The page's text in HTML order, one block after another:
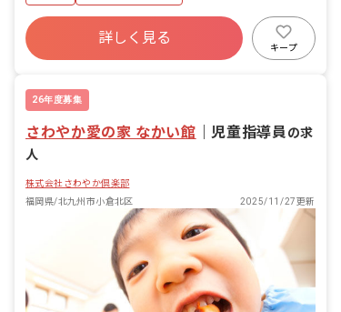
詳しく見る
キープ
26年度募集
さわやか愛の家 なかい館 ｜児童指導員の求
人
株式会社さわやか倶楽部
福岡県/北九州市小倉北区
2025/11/27更新